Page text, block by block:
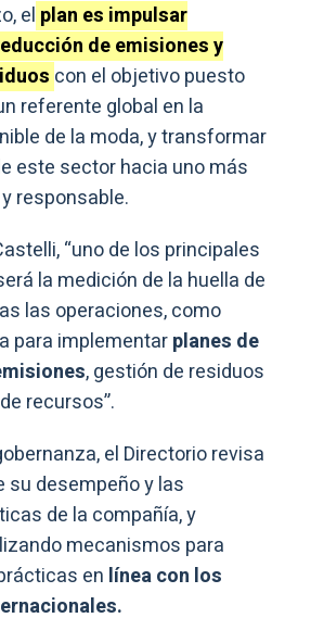
el plan es impulsar
de emisiones y
con el objetivo puesto
referente global en la
de la moda, y transformar
este sector hacia uno más
responsable.
“uno de los principales
la medición de la huella de
las operaciones, como
para implementarplanes de
, gestión de residuos
recursos”.
el Directorio revisa
su desempeño y las
de la compañía, y
mecanismos para
en línea con los